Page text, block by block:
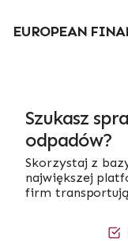
treści
EUROPEAN
Szukasz
odpadów?
Skorzystaj z
największej
firm